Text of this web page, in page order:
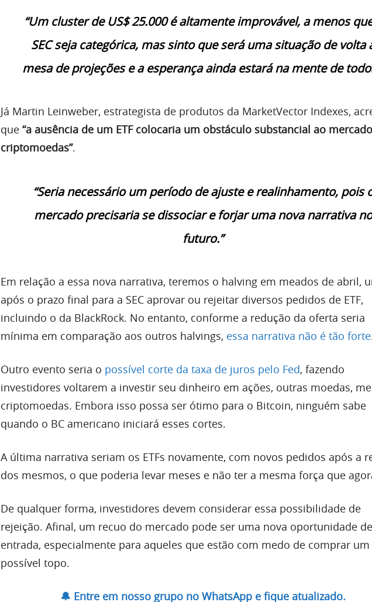
“Um cluster de US$ 25.000 é altamente improvável, a menos
SEC seja categórica, mas sinto que será uma situação de volta
mesa de projeções e a esperança ainda estará na mente de
Já Martin Leinweber, estrategista de produtos da MarketVector Indexes,
que “a ausência de um ETF colocaria um obstáculo substancial ao
criptomoedas”.
“Seria necessário um período de ajuste e realinhamento, pois
mercado precisaria se dissociar e forjar uma nova narrativa no
futuro.”
Em relação a essa nova narrativa, teremos o halving em meados de abril,
após o prazo final para a SEC aprovar ou rejeitar diversos pedidos de ETF,
incluindo o da BlackRock. No entanto, conforme a redução da oferta seria
mínima em comparação aos outros halvings, essa narrativa não é tão forte
Outro evento seria o possível corte da taxa de juros pelo Fed, fazendo
investidores voltarem a investir seu dinheiro em ações, outras moedas,
criptomoedas. Embora isso possa ser ótimo para o Bitcoin, ninguém sabe
quando o BC americano iniciará esses cortes.
A última narrativa seriam os ETFs novamente, com novos pedidos após a
dos mesmos, o que poderia levar meses e não ter a mesma força que
De qualquer forma, investidores devem considerar essa possibilidade de
rejeição. Afinal, um recuo do mercado pode ser uma nova oportunidade de
entrada, especialmente para aqueles que estão com medo de comprar um
possível topo.
🔔 Entre em nosso grupo no WhatsApp e fique atualizado.